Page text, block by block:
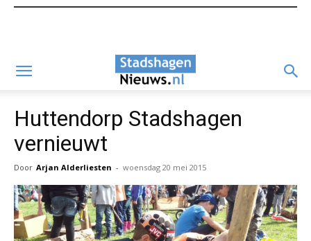
Huttendorp Stadshagen
vernieuwt
Door Arjan Alderliesten - woensdag 20 mei 2015